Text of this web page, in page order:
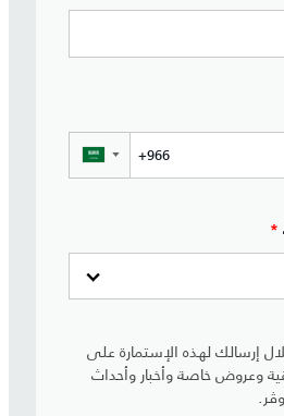
▼
*
إرسالك لهذه الإستمارة على
وعروض خاصة وأخبار وأحداث